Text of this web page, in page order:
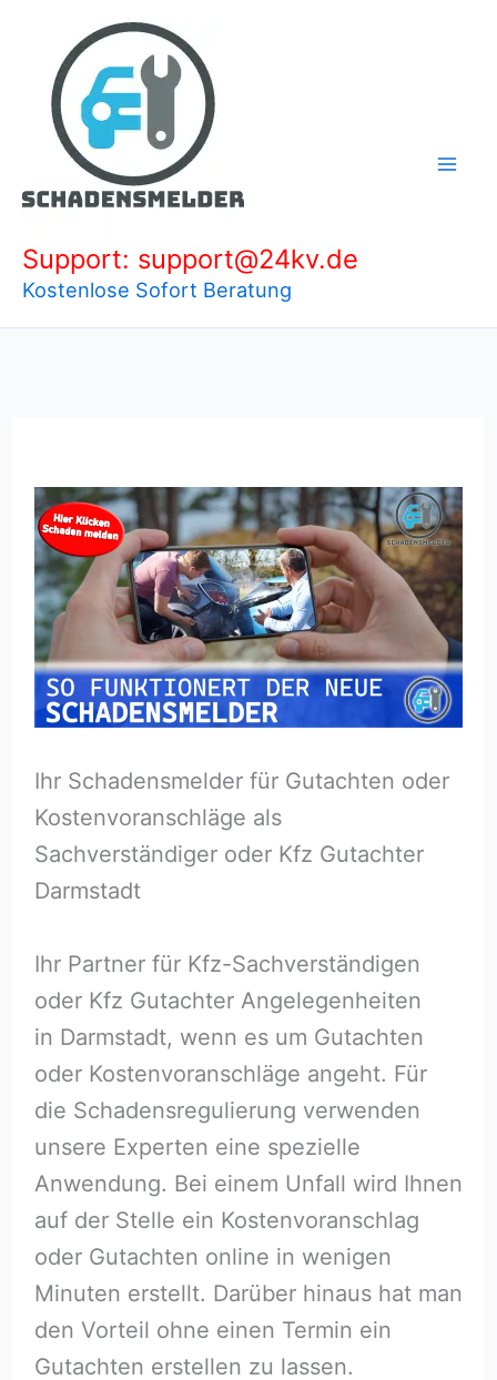
springen
Support: support@24kv.de
Kostenlose Sofort Beratung
Ihr Schadensmelder für Gutachten oder
Kostenvoranschläge als
Sachverständiger oder Kfz Gutachter
Darmstadt
Ihr Partner für Kfz-Sachverständigen
oder Kfz Gutachter Angelegenheiten
in Darmstadt, wenn es um Gutachten
oder Kostenvoranschläge angeht. Für
die Schadensregulierung verwenden
unsere Experten eine spezielle
Anwendung. Bei einem Unfall wird Ihnen
auf der Stelle ein Kostenvoranschlag
oder Gutachten online in wenigen
Minuten erstellt. Darüber hinaus hat man
den Vorteil ohne einen Termin ein
Gutachten erstellen zu lassen.